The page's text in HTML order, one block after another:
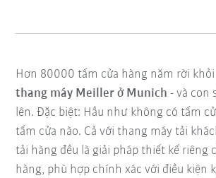
Hơn 80000 tấm cửa hàng năm rời
thang máy Meiller ở Munich - và con
lên. Đặc biệt: Hầu như không có tấm
tấm cửa nào. Cả với thang máy tải
tải hàng đều là giải pháp thiết kế riêng
hàng, phù hợp chính xác với điều kiện